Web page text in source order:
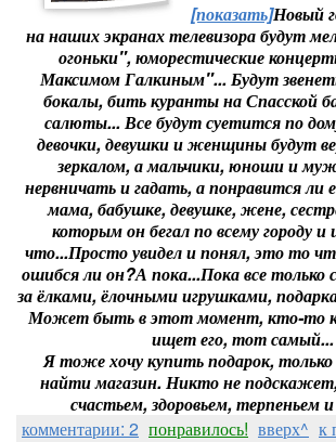
[показать]Новый
на наших экранах телевизора будут
огоньки", юморестические
Максимом Галкиным"... Будут
бокалы, бить куранты на Спасской
салюты... Все будут суетится по
девочки, девушки и женщины будут
зеркалом, а мальчики, юноши и
нервничать и гадать, а понравится ли
мама, бабушке, девушке, жене,
которым он бегал по всему городу и
что...Просто увидел и понял, это то
ошибся ли он?А пока...Пока все только
за ёлками, ёлочными игрушками,
Может быть в этот момент, кто-то
ищет его, тот самый...
Я тоже хочу купить подарок, только
найти магазин. Никто не подскажет,
счастьем, здоровьем, терпеньем
комментарии: 2 понравилось! вверх^ к